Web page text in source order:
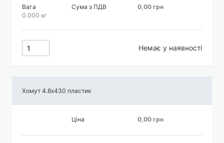
Вага
0.000 кг
Сума з ПДВ 0,00 грн
Немає у наявності
Хомут 4.8х430 пластик
Ціна 0,00 грн